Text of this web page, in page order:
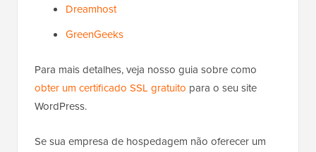
Dreamhost
GreenGeeks
Para mais detalhes, veja nosso guia sobre como
obter um certificado SSL gratuito para o seu site
WordPress.
Se sua empresa de hospedagem não oferecer um